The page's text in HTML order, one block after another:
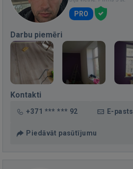
PRO
Darbu piemēri
Kontakti
+371 *** *** 92 E-pasts
Piedāvāt pasūtījumu